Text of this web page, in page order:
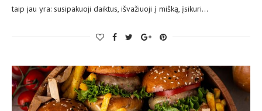
taip jau yra: susipakuoji daiktus, išvažiuoji į mišką, įsikuri…